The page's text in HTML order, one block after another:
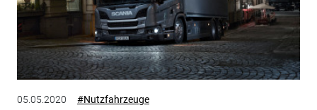
05.05.2020 #Nutzfahrzeuge